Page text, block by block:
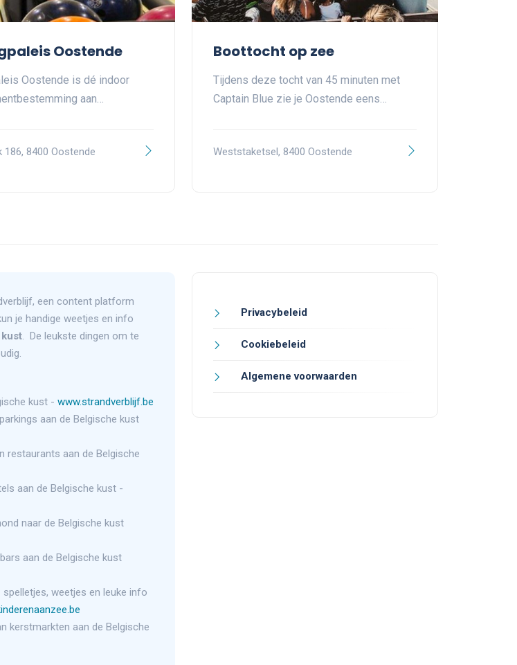
Oostende
Oostende is dé indoor
aan…
186, 8400 Oostende
Boottocht op zee
Tijdens deze tocht van 45 minuten met
Captain Blue zie je Oostende eens…
Weststaketsel, 8400 Oostende
een content platform
je handige weetjes en info
. De leukste dingen om te
kust - www.strandverblijf.be
aan de Belgische kust
restaurants aan de Belgische
aan de Belgische kust -
naar de Belgische kust
aan de Belgische kust
weetjes en leuke info
kerstmarkten aan de Belgische
Privacybeleid
Cookiebeleid
Algemene voorwaarden